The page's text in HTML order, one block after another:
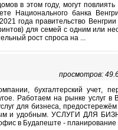
в этом году, могут
Национального банка
года правительство
для семей с одним или
рост спроса на ...
просмотров:
бухгалтерский учет,
Работаем на рынке услуг в
для бизнеса, предостережём
и удобным. УСЛУГИ ДЛЯ
в Будапеште - планирование